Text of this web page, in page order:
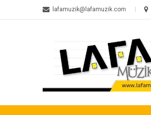
lafamuzik@lafamuzik.com